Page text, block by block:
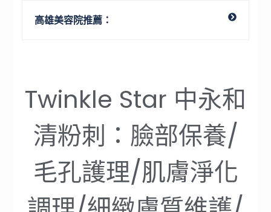
高雄美容院推薦：
Twinkle Star 中永和
清粉刺：臉部保養/
毛孔護理/肌膚淨化